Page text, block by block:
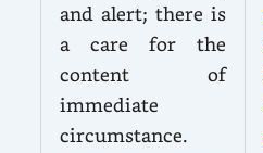
and alert; there is
a care for the
content of
immediate
circumstance.